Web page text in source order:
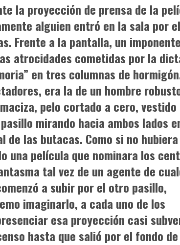
la proyección de prensa de la
alguien entró en la sala por
Frente a la pantalla, un
atrocidades cometidas por la
en tres columnas de
era la de un hombre
pelo cortado a cero,
mirando hacia ambos lados
las butacas. Como si no
una película que nominara los
tal vez de un agente de
a subir por el otro pasillo,
imaginarlo, a cada uno de los
esa proyección casi
hasta que salió por el fondo